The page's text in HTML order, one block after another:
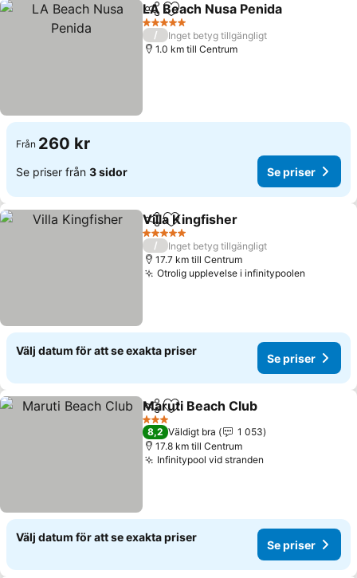
Dela Lägg till i Mina Favoriter
LA Beach Nusa Penida
5 Stjärnor
/
Inget betyg tillgängligt
1.0 km till Centrum
Från 260 kr
Se priser från 3 sidor Se priser
Dela Lägg till i Mina Favoriter
Villa Kingfisher
5 Stjärnor
/
Inget betyg tillgängligt
17.7 km till Centrum
Otrolig upplevelse i infinitypoolen
Välj datum för att se exakta priser
Se priser
Dela Lägg till i Mina Favoriter
Maruti Beach Club
3 Stjärnor
8,2 Väldigt bra
1 053
17.8 km till Centrum
Infinitypool vid stranden
Välj datum för att se exakta priser
Se priser